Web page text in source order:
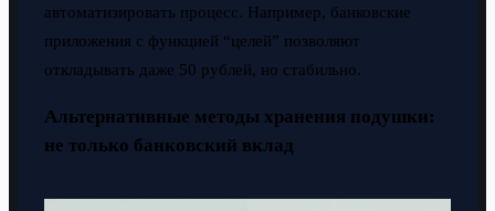
автоматизировать процесс. Например, банковские
приложения с функцией “целей” позволяют
откладывать даже 50 рублей, но стабильно.
Альтернативные методы хранения подушки:
не только банковский вклад